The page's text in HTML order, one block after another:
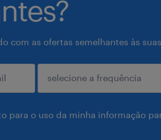
com as ofertas semelhantes às
para o uso da minha informação